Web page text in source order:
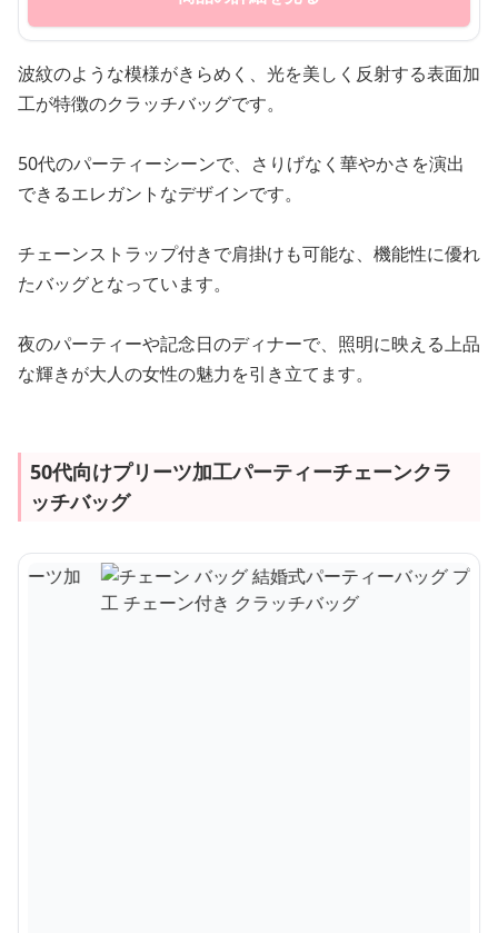
波紋のような模様がきらめく、光を美しく反射する表面加
工が特徴のクラッチバッグです。
50代のパーティーシーンで、さりげなく華やかさを演出
できるエレガントなデザインです。
チェーンストラップ付きで肩掛けも可能な、機能性に優れ
たバッグとなっています。
夜のパーティーや記念日のディナーで、照明に映える上品
な輝きが大人の女性の魅力を引き立てます。
50代向けプリーツ加工パーティーチェーンクラ
ッチバッグ